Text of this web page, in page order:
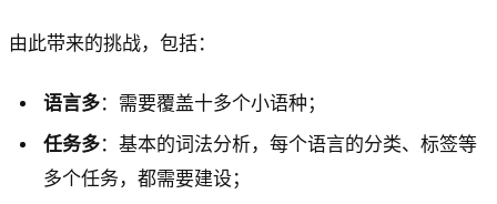
由此带来的挑战，包括：
语言多：需要覆盖十多个小语种；
任务多：基本的词法分析，每个语言的分类、标签等
多个任务，都需要建设；